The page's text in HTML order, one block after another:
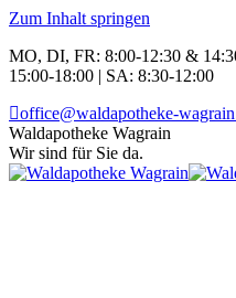
Zum Inhalt springen
MO, DI, FR: 8:00-12:30 &
15:00-18:00 | SA: 8:30-12:00
office@waldapotheke-
Waldapotheke Wagrain
Wir sind für Sie da.